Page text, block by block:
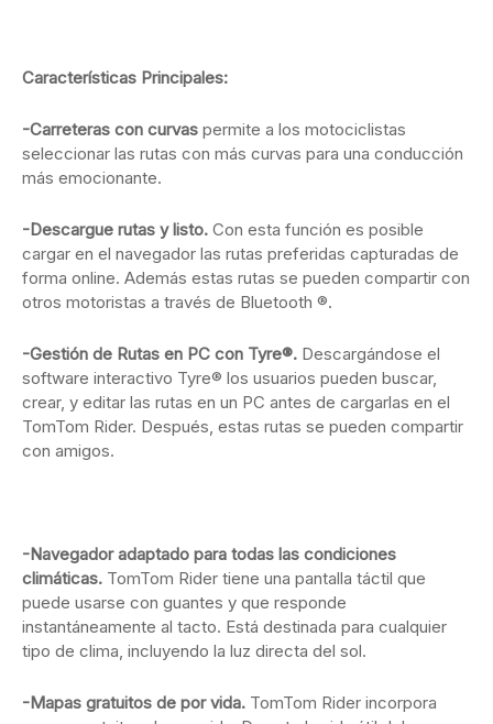
Características Principales:
-Carreteras con curvas permite a los motociclistas
seleccionar las rutas con más curvas para una conducción
más emocionante.
-Descargue rutas y listo. Con esta función es posible
cargar en el navegador las rutas preferidas capturadas de
forma online. Además estas rutas se pueden compartir con
otros motoristas a través de Bluetooth ®.
-Gestión de Rutas en PC con Tyre®. Descargándose el
software interactivo Tyre® los usuarios pueden buscar,
crear, y editar las rutas en un PC antes de cargarlas en el
TomTom Rider. Después, estas rutas se pueden compartir
con amigos.
-Navegador adaptado para todas las condiciones
climáticas. TomTom Rider tiene una pantalla táctil que
puede usarse con guantes y que responde
instantáneamente al tacto. Está destinada para cualquier
tipo de clima, incluyendo la luz directa del sol.
-Mapas gratuitos de por vida. TomTom Rider incorpora